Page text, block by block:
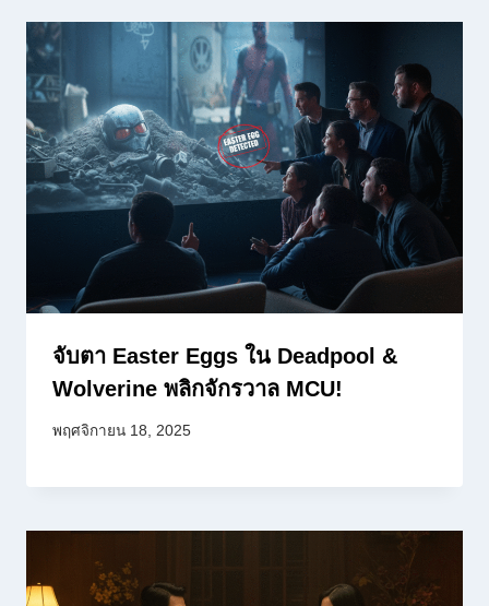
จับตา Easter Eggs ใน Deadpool &
Wolverine พลิกจักรวาล MCU!
พฤศจิกายน 18, 2025